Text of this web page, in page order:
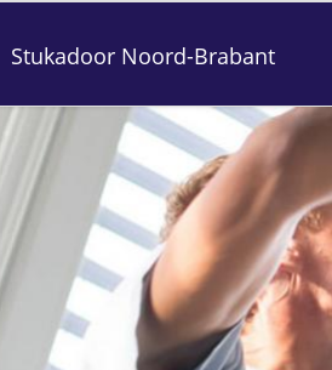
Stukadoor Noord-Brabant